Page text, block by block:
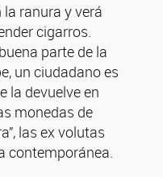
ranura y verá
cigarros.
parte de la
un ciudadano es
la devuelve en
monedas de
las ex volutas
contemporánea.